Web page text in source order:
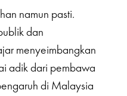
namun pasti.
dan
menyeimbangkan
adik dari pembawa
di Malaysia